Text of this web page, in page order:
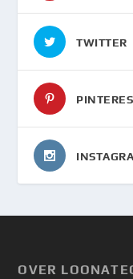
TWITTER
OVER